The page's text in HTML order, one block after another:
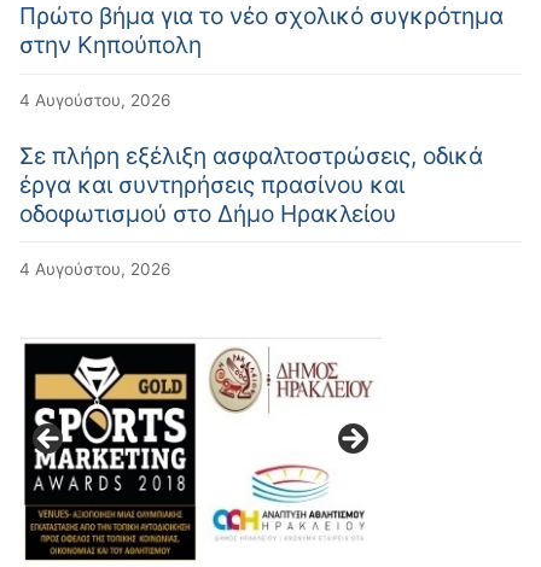
Πρώτο βήμα για το νέο σχολικό συγκρότημα
στην Κηπούπολη
4 Αυγούστου, 2026
Σε πλήρη εξέλιξη ασφαλτοστρώσεις, οδικά
έργα και συντηρήσεις πρασίνου και
οδοφωτισμού στο Δήμο Ηρακλείου
4 Αυγούστου, 2026